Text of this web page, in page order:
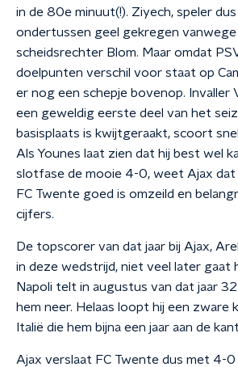
in de 80e minuut(!). Ziyech, speler
ondertussen geel gekregen
scheidsrechter Blom. Maar omdat
doelpunten verschil voor staat op
er nog een schepje bovenop. Invaller
een geweldig eerste deel van het
basisplaats is kwijtgeraakt, scoort
Als Younes laat zien dat hij best wel
slotfase de mooie 4-0, weet Ajax dat
FC Twente goed is omzeild en
cijfers.
De topscorer van dat jaar bij Ajax,
in deze wedstrijd, niet veel later gaat
Napoli telt in augustus van dat jaar
hem neer. Helaas loopt hij een zware
Italië die hem bijna een jaar aan de
Ajax verslaat FC Twente dus met 4-